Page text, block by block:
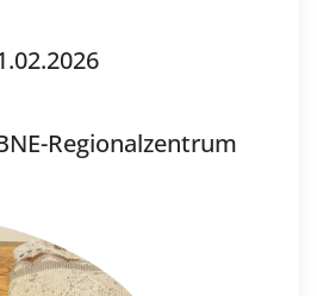
Regionalzentrum